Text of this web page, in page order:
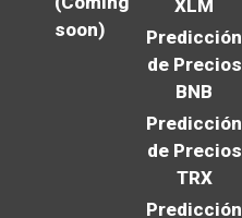
soon)
XLM
Predicción
de Precios
BNB
Predicción
de Precios
TRX
Predicción